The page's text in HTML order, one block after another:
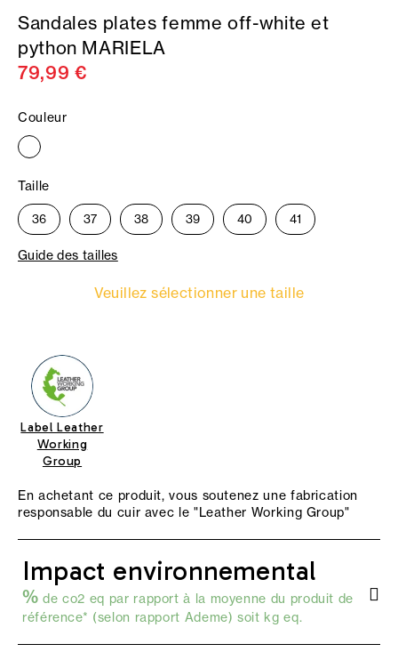
Sandales plates femme off-white et
python MARIELA
79,99 €
Couleur
Taille
36 37 38 39 40 41
Guide des tailles
Veuillez sélectionner une taille
Label Leather
Working
Group
En achetant ce produit, vous soutenez une fabrication
responsable du cuir avec le "Leather Working Group"
Impact environnemental
% de co2 eq par rapport à la moyenne du produit de
référence* (selon rapport Ademe) soit kg eq.